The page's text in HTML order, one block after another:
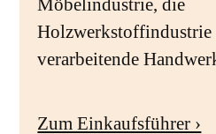
Möbelindustrie, die
Holzwerkstoffindustrie
verarbeitende
Zum Einkaufsführer ›